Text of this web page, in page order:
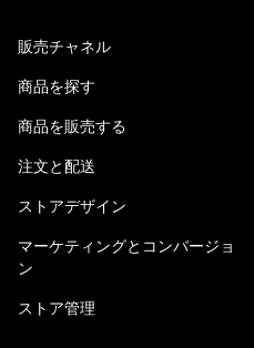
販売チャネル
商品を探す
商品を販売する
注文と配送
ストアデザイン
マーケティングとコンバージョ
ン
ストア管理